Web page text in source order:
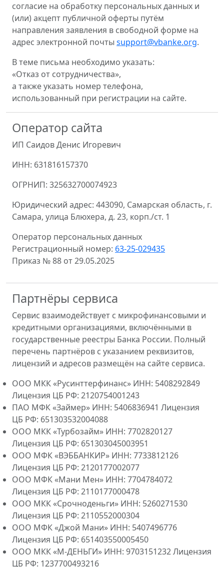
согласие на обработку персональных данных и
(или) акцепт публичной оферты путём
направления заявления в свободной форме на
адрес электронной почты support@vbanke.org.
В теме письма необходимо указать:
«Отказ от сотрудничества»,
а также указать номер телефона,
использованный при регистрации на сайте.
Оператор сайта
ИП Саидов Денис Игоревич
ИНН: 631816157370
ОГРНИП: 325632700074923
Юридический адрес: 443090, Самарская область, г.
Самара, улица Блюхера, д. 23, корп./ст. 1
Оператор персональных данных
Регистрационный номер: 63-25-029435
Приказ № 88 от 29.05.2025
Партнёры сервиса
Сервис взаимодействует с микрофинансовыми и
кредитными организациями, включёнными в
государственные реестры Банка России. Полный
перечень партнёров с указанием реквизитов,
лицензий и адресов размещён на сайте сервиса.
ООО МКК «Русинттерфинанс» ИНН: 5408292849
Лицензия ЦБ РФ: 2120754001243
ПАО МФК «Займер» ИНН: 5406836941 Лицензия
ЦБ РФ: 651303532004088
ООО МКК «Турбозайм» ИНН: 7702820127
Лицензия ЦБ РФ: 651303045003951
ООО МФК «ВЭББАНКИР» ИНН: 7733812126
Лицензия ЦБ РФ: 2120177002077
ООО МФК «Мани Мен» ИНН: 7704784072
Лицензия ЦБ РФ: 2110177000478
ООО МКК «Срочноденьги» ИНН: 5260271530
Лицензия ЦБ РФ: 2110552000304
ООО МФК «Джой Мани» ИНН: 5407496776
Лицензия ЦБ РФ: 651403550005450
ООО МКК «М-ДЕНЬГИ» ИНН: 9703151232 Лицензия
ЦБ РФ: 1237700493216